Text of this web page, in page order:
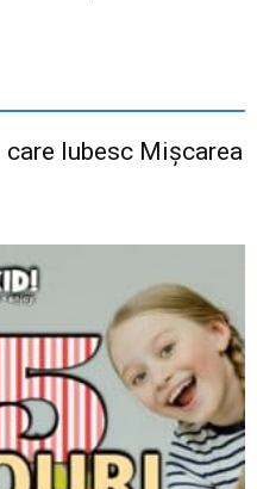
Iubesc Mișcarea